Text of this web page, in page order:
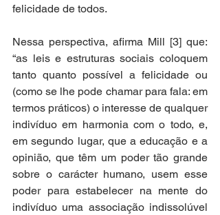
felicidade de todos.
Nessa perspectiva, afirma Mill [3] que:
“as leis e estruturas sociais coloquem
tanto quanto possível a felicidade ou
(como se lhe pode chamar para fala: em
termos práticos) o interesse de qualquer
indivíduo em harmonia com o todo, e,
em segundo lugar, que a educação e a
opinião, que têm um poder tão grande
sobre o carácter humano, usem esse
poder para estabelecer na mente do
indivíduo uma associação indissolúvel